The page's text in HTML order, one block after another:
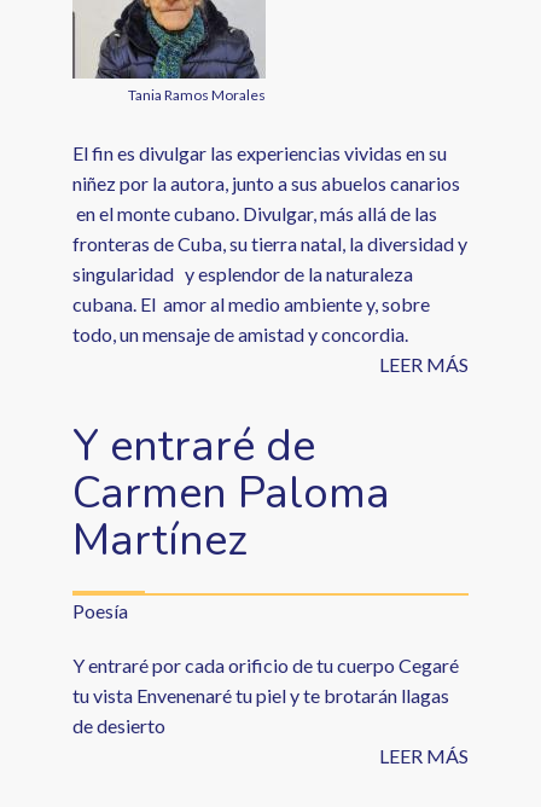
Tania Ramos Morales
El fin es divulgar las experiencias vividas en su
niñez por la autora, junto a sus abuelos canarios
en el monte cubano. Divulgar, más allá de las
fronteras de Cuba, su tierra natal, la diversidad y
singularidad y esplendor de la naturaleza
cubana. El amor al medio ambiente y, sobre
todo, un mensaje de amistad y concordia.
LEER MÁS
Y entraré de
Carmen Paloma
Martínez
Poesía
Y entraré por cada orificio de tu cuerpo Cegaré
tu vista Envenenaré tu piel y te brotarán llagas
de desierto
LEER MÁS